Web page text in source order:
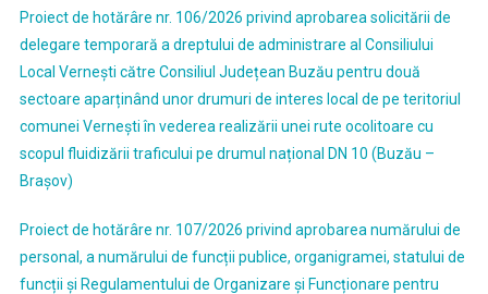
Proiect de hotărâre nr. 106/2026 privind aprobarea solicitării de
delegare temporară a dreptului de administrare al Consiliului
Local Vernești către Consiliul Județean Buzău pentru două
sectoare aparținând unor drumuri de interes local de pe teritoriul
comunei Vernești în vederea realizării unei rute ocolitoare cu
scopul fluidizării traficului pe drumul național DN 10 (Buzău –
Brașov)
Proiect de hotărâre nr. 107/2026 privind aprobarea numărului de
personal, a numărului de funcții publice, organigramei, statului de
funcții şi Regulamentului de Organizare şi Funcționare pentru